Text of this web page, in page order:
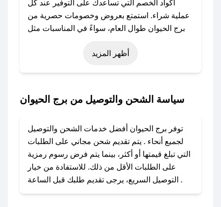
أكواد الخصم التي تساعدك على التوفير عند كل
عملية شراء. استمتع بعروض وخصومات حصرية من
برج الحيوان طوال العام، سواءً في المناسبات مثل
عيد الفطر، عيد الأضحى، الجمعة البيضاء (شهر
نوفمبر)، رمضان، اليوم الوطني، يوم التأسيس، أو
حتى عروض خاصة أخرى.
باستخدام تطبيق صحصح، يمكنك العثور بسهولة على
تواصل معنا عبر تويتر أو البريد الإلكتروني لإضافته
بسرعة.
### كيفية استخدام كود خصم برج الحيوان؟
1. انسخ كود الخصم من تطبيق صحصح.
2. الصقه في خانة الدفع عند التسوق من برج
أظهر المزيد
سياسة الشحن والتوصيل من برج الحيوان
توفر برج الحيوان أفضل خدمات الشحن والتوصيل
لجميع أنحاء . يتم تقديم شحن مجاني على الطلبات
التي تبلغ قيمتها أو أكثر، بينما يتم فرض رسوم رمزية
على الطلبات الأقل من ذلك. للاستفادة من خيار
التوصيل السريع، يرجى تقديم طلبك قبل الساعة .